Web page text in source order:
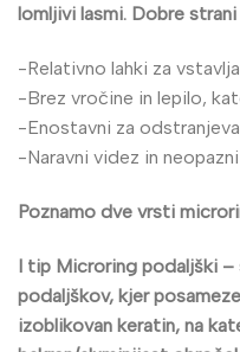
lomljivi lasmi. Dobre
-Relativno lahki za
-Brez vročine in lepilo,
-Enostavni za
-Naravni videz in neopazni
Poznamo dve vrsti
I tip Microring podaljški –
podaljškov, kjer
izoblikovan keratin, na